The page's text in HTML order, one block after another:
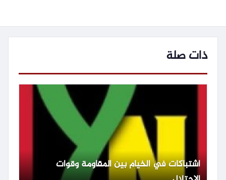
ذات صلة
اشتباكات في الخيام بين المقاومة وقوات